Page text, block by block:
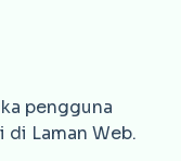
pengguna
Laman Web.